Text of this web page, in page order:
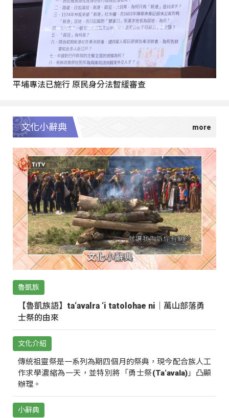
平埔專法已施行 原民身分法暫緩審查
文化小辭典
魯凱族
【魯凱族語】ta‘avalra ‘i tatolohae ni｜萬山部落勇
士祭的由來
文化介紹
傳統祖靈祭是一系列為期四個月的祭典，現今配合族人工
作求學濃縮為一天，並特別將「勇士祭(Ta‘avala)」凸顯
辦理。
小辭典